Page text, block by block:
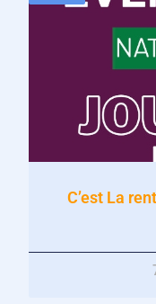
C’est La